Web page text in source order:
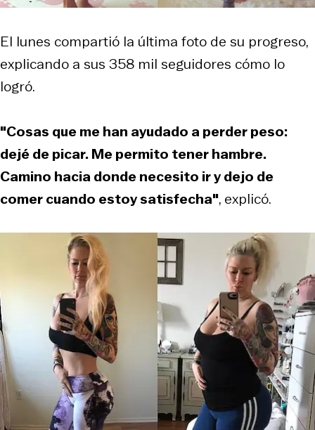
El lunes compartió la última foto de su progreso,
explicando a sus 358 mil seguidores cómo lo
logró.
"Cosas que me han ayudado a perder peso:
dejé de picar. Me permito tener hambre.
Camino hacia donde necesito ir y dejo de
comer cuando estoy satisfecha", explicó.